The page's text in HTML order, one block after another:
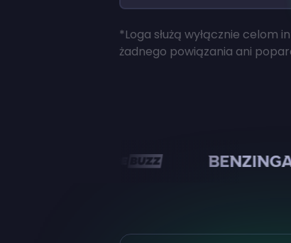
*Loga służą wyłącznie celom
żadnego powiązania ani